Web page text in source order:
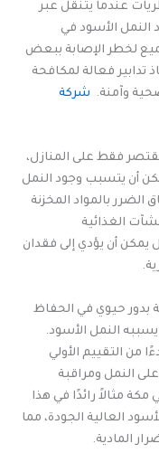
عندما يتنقل عبر
النمل الأسود في
لخطر الإصابة ببعض
تدابير فعالة لمكافحة
وآمنة.
شركة
فقط على المنازل،
أن يتسبب وجود النمل
الضرر بالمواد المخزنة
الغذائية
يمكن أن يؤدي إلى فقدان
بدور حيوي في الحفاظ
يسببه النمل الأسود.
من التقييم الأولي
النمل ومراقبة
مثالاً رائدًا في هذا
العالية الجودة، مما
المادية.